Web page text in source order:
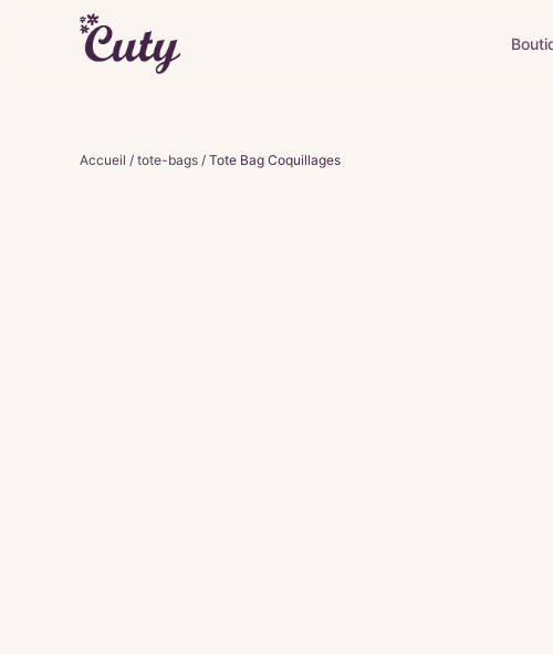
Accueil / tote-bags / Tote Bag Coquillages